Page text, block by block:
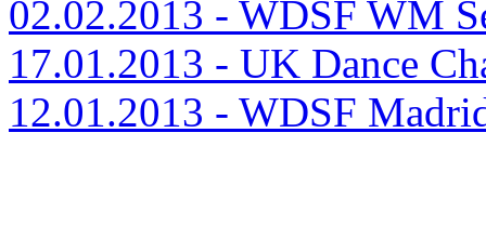
02.02.2013 - WDSF WM
17.01.2013 - UK Dance
12.01.2013 - WDSF